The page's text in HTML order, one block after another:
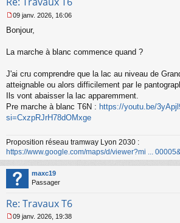
e
s
e
n
o
n
09 janv. 2026, 16:06
Bonjour,
La marche à blanc commence quand ?
J'ai cru comprendre que la lac au niveau de
atteignable ou alors difficilement par le
Ils vont abaisser la lac apparemment.
Pre marche à blanc T6N : https://youtu.be/
si=CxzpRJrH78dOMxge
Proposition réseau tramway Lyon 2030 :
https://www.google.com/maps/d/viewer?mi ...
maxc19
Passager
Re: Travaux T6
09 janv. 2026, 19:38